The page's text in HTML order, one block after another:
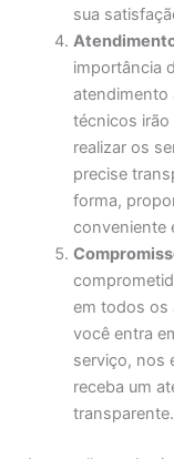
sua
importância
atendimento
técnicos irão
realizar os
precise
forma,
conveniente
em todos os
você entra
serviço, nos
receba um
transparente.